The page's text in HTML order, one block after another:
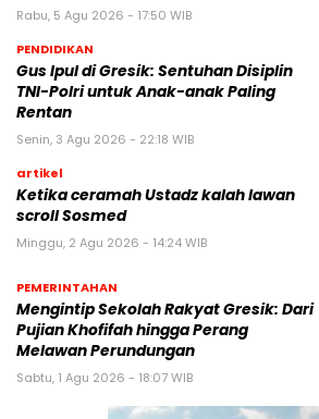
Rabu, 5 Agu 2026 - 17:50 WIB
PENDIDIKAN
Gus Ipul di Gresik: Sentuhan Disiplin
TNI-Polri untuk Anak-anak Paling
Rentan
Senin, 3 Agu 2026 - 22:18 WIB
artikel
Ketika ceramah Ustadz kalah lawan
scroll Sosmed
Minggu, 2 Agu 2026 - 14:24 WIB
PEMERINTAHAN
Mengintip Sekolah Rakyat Gresik: Dari
Pujian Khofifah hingga Perang
Melawan Perundungan
Sabtu, 1 Agu 2026 - 18:07 WIB